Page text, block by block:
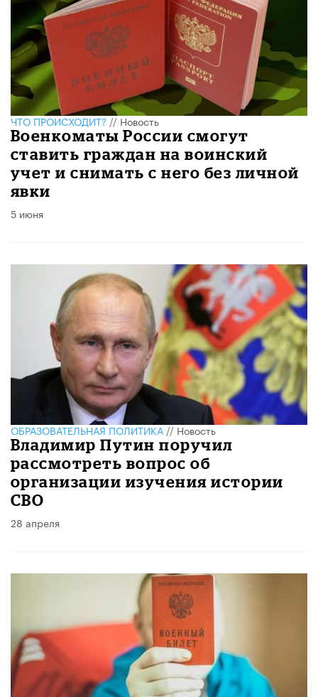
ЧТО ПРОИСХОДИТ?//Новость
Военкоматы России смогут
ставить граждан на воинский
учет и снимать с него без личной
явки
5 июня
ОБРАЗОВАТЕЛЬНАЯ ПОЛИТИКА//Новость
Владимир Путин поручил
рассмотреть вопрос об
организации изучения истории
СВО
28 апреля